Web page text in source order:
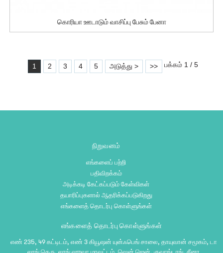
கொரியா ஊடாடும் வாசிப்பு பேசும் பேனா
1 2 3 4 5 அடுத்து > >> பக்கம் 1 / 5
நிறுவனம்
எங்களைப் பற்றி
பதிவிறக்கம்
அடிக்கடி கேட்கப்படும் கேள்விகள்
தயாரிப்புகளால் ஆதரிக்கப்படுகிறது
எங்களைத் தொடர்பு கொள்ளுங்கள்
எங்களைத் தொடர்பு கொள்ளுங்கள்
எண் 235, 49 கட்டிடம், எண் 3 கியூஷன் யுன்ஃபெங் சாலை, தாயுவான் சமூகம், டா